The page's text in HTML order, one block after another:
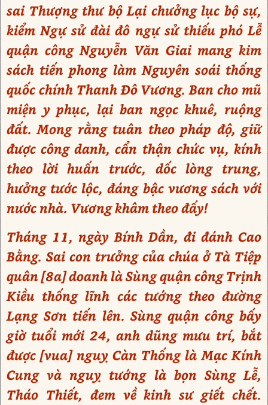
sai Thượng thư bộ Lại chưởng lục bộ sự,
kiểm Ngự sử đài đô ngự sử thiếu phó Lễ
quận công Nguyễn Văn Giai mang kim
sách tiến phong làm Nguyên soái thống
quốc chính Thanh Đô Vương. Ban cho mũ
miện y phục, lại ban ngọc khuê, ruộng
đất. Mong rằng tuân theo pháp độ, giữ
được công danh, cẩn thận chức vụ, kính
theo lời huấn trước, dốc lòng trung,
hưởng tước lộc, đáng bậc vương sách với
nước nhà. Vương khâm theo đấy!
Tháng 11, ngày Bính Dần, đi đánh Cao
Bằng. Sai con trưởng của chúa ở Tà Tiệp
quân [8a] doanh là Sùng quận công Trịnh
Kiều thống lĩnh các tướng theo đường
Lạng Sơn tiến lên. Sùng quận công bấy
giờ tuổi mới 24, anh dũng mưu trí, bắt
được [vua] nguỵ Càn Thống là Mạc Kính
Cung và nguỵ tướng là bọn Sùng Lễ,
Tháo Thiết, đem về kinh sư giết chết.